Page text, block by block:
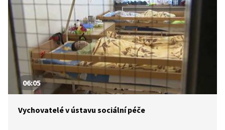
06:05
Vychovatelé v ústavu sociální péče